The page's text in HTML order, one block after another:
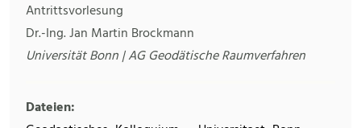
Antrittsvorlesung
Dr.-Ing. Jan Martin Brockmann
Universität Bonn | AG Geodätische Raumverfahren
Dateien: